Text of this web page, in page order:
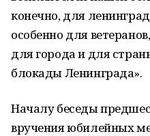
конечно, для
особенно для
для города и для
блокады Ленинграда».
Началу беседы
вручения юбилейных